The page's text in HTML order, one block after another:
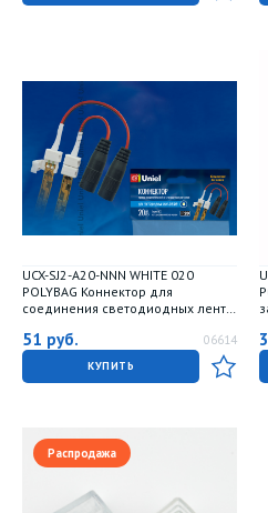
UCX-SJ2-A20-NNN WHITE 020
POLYBAG Коннектор для
соединения светодиодных лент
контакта. IP20. Белый. 20 штук в
пакете. TM Uniel
51 руб. 06614
КУПИТЬ
3
Распродажа